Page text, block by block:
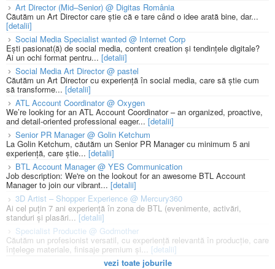
Art Director (Mid–Senior) @ Digitas România
Căutăm un Art Director care știe că e tare când o idee arată bine, dar...
[detalii]
Social Media Specialist wanted @ Internet Corp
Ești pasionat(ă) de social media, content creation și tendințele digitale?
Ai un ochi format pentru... [detalii]
Social Media Art Director @ pastel
Căutăm un Art Director cu experiență în social media, care să știe cum
să transforme... [detalii]
ATL Account Coordinator @ Oxygen
We’re looking for an ATL Account Coordinator – an organized, proactive,
and detail-oriented professional eager... [detalii]
Senior PR Manager @ Golin Ketchum
La Golin Ketchum, căutăm un Senior PR Manager cu minimum 5 ani
experiență, care știe... [detalii]
BTL Account Manager @ YES Communication
Job description: We're on the lookout for an awesome BTL Account
Manager to join our vibrant... [detalii]
3D Artist – Shopper Experience @ Mercury360
Ai cel puțin 7 ani experiență în zona de BTL (evenimente, activări,
standuri și plasări...[detalii]
Specialist Productie @ Godmother
Căutăm un profesionist versatil, cu experiență relevantă în producție, care
înțelege materiale, finisaje premium și... [detalii]
vezi toate joburile